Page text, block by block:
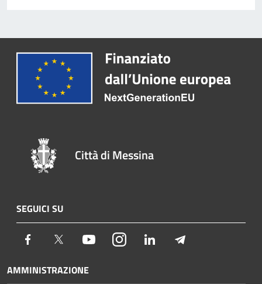
Città di Messina
SEGUICI SU
Facebook Twitter YoutubeInstagram LinkedIn
AMMINISTRAZIONE